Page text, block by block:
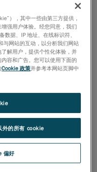
方案，也可以选择
人单元。通过导入
配置机器人单元，
路径和其他关键参
布局
性、碰撞检测等）
），其中一些由第三方提供，
强用户体验。经您同意，我们
数据、IP 地址、在线标识符、
与网站的互动，以分析我们网站
解用户，提供个性化体验，并
容和广告。您可以使用下面的
Cookie 政策并参考本网站页脚中
偏好
外的所有 cookie